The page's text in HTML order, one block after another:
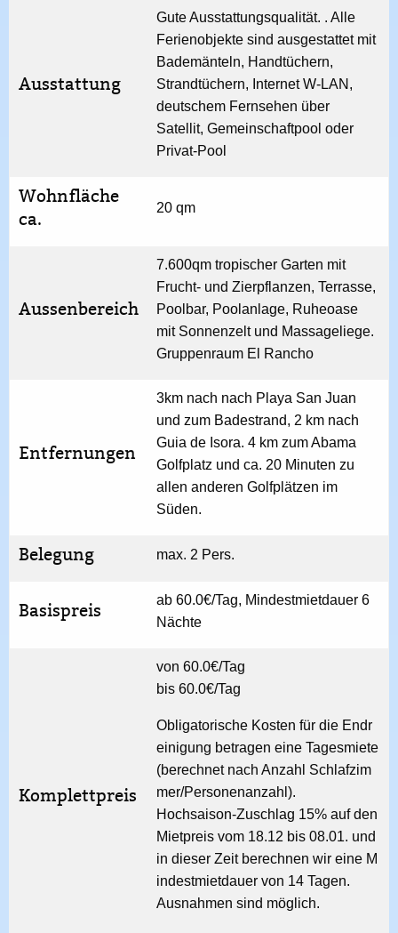
Ausstattung
Gute Ausstattungsqualität. . Alle
Ferienobjekte sind ausgestattet mit
Bademänteln, Handtüchern,
Strandtüchern, Internet W-LAN,
deutschem Fernsehen über
Satellit, Gemeinschaftpool oder
Privat-Pool
Wohnfläche
ca.
20 qm
Aussenbereich
7.600qm tropischer Garten mit
Frucht- und Zierpflanzen, Terrasse,
Poolbar, Poolanlage, Ruheoase
mit Sonnenzelt und Massageliege.
Gruppenraum El Rancho
Entfernungen
3km nach nach Playa San Juan
und zum Badestrand, 2 km nach
Guia de Isora. 4 km zum Abama
Golfplatz und ca. 20 Minuten zu
allen anderen Golfplätzen im
Süden.
Belegung max. 2 Pers.
Basispreis
ab 60.0€/Tag, Mindestmietdauer 6
Nächte
Komplettpreis
von 60.0€/Tag
bis 60.0€/Tag
Obligatorische Kosten für die Endr
einigung betragen eine Tagesmiete
(berechnet nach Anzahl Schlafzim
mer/Personenanzahl).
Hochsaison-Zuschlag 15% auf den
Mietpreis vom 18.12 bis 08.01. und
in dieser Zeit berechnen wir eine M
indestmietdauer von 14 Tagen.
Ausnahmen sind möglich.